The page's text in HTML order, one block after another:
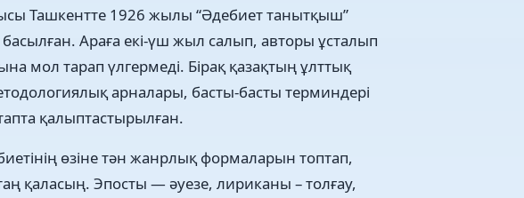
Ташкентте 1926 жылы “Әдебиет танытқыш”
басылған. Араға екі-үш жыл салып, авторы ұсталып
мол тарап үлгермеді. Бірақ қазақтың ұлттық
арналары, басты-басты терминдері
қалыптастырылған.
өзіне тән жанрлық формаларын топтап,
қаласың. Эпосты — әуезе, лириканы – толғау,